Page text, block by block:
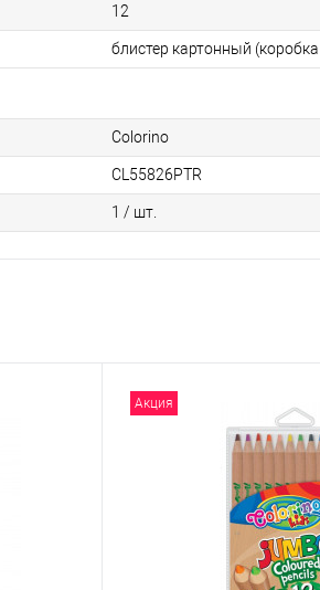
12
блистер картонный
Colorino
CL55826PTR
1 / шт.
Акция